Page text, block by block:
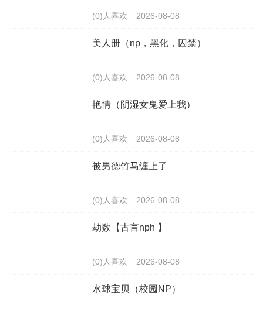
(0)人喜欢 2026-08-08
美人册（np，黑化，囚禁）
(0)人喜欢 2026-08-08
艳情（阴湿女鬼爱上我）
(0)人喜欢 2026-08-08
被男德竹马缠上了
(0)人喜欢 2026-08-08
劫数【古言nph 】
(0)人喜欢 2026-08-08
水球宝贝（校园NP）